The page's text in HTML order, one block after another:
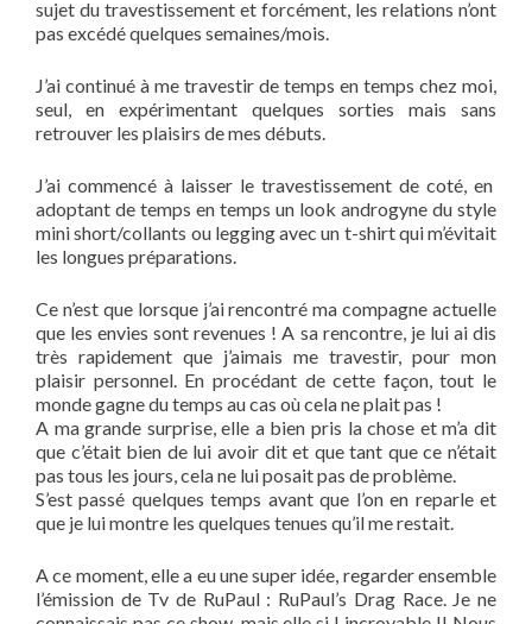
sujet du travestissement et forcément, les relations n’ont
pas excédé quelques semaines/mois.
J’ai continué à me travestir de temps en temps chez moi,
seul, en expérimentant quelques sorties mais sans
retrouver les plaisirs de mes débuts.
J’ai commencé à laisser le travestissement de coté, en
adoptant de temps en temps un look androgyne du style
mini short/collants ou legging avec un t-shirt qui m’évitait
les longues préparations.
Ce n’est que lorsque j’ai rencontré ma compagne actuelle
que les envies sont revenues ! A sa rencontre, je lui ai dis
très rapidement que j’aimais me travestir, pour mon
plaisir personnel. En procédant de cette façon, tout le
monde gagne du temps au cas où cela ne plait pas !
A ma grande surprise, elle a bien pris la chose et m’a dit
que c’était bien de lui avoir dit et que tant que ce n’était
pas tous les jours, cela ne lui posait pas de problème.
S’est passé quelques temps avant que l’on en reparle et
que je lui montre les quelques tenues qu’il me restait.
A ce moment, elle a eu une super idée, regarder ensemble
l’émission de Tv de RuPaul : RuPaul’s Drag Race. Je ne